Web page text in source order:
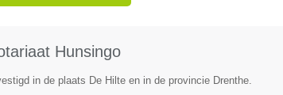
Hunsingo
in de plaats De Hilte en in de provincie Drenthe.